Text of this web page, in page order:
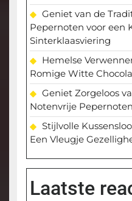
Geniet van de
Pepernoten voor een
Sinterklaasviering
Hemelse
Romige Witte
Geniet Zorgeloos
Notenvrije Pepernoten
Stijlvolle
Een Vleugje
Laatste